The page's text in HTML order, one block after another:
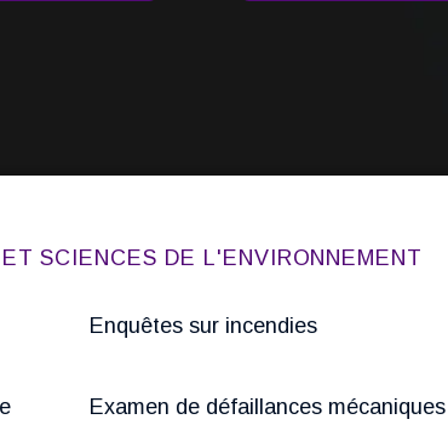
SCIENCES DE L'ENVIRONNEMENT
Enquêtes sur incendies
Examen de défaillances mécaniques